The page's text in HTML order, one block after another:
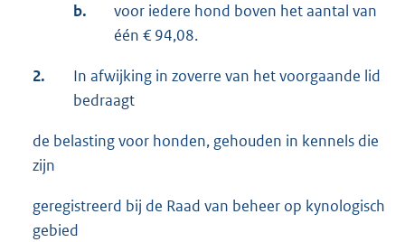
b.
voor iedere hond boven het aantal van
één € 94,08.
2.
In afwijking in zoverre van het voorgaande lid
bedraagt
de belasting voor honden, gehouden in kennels die
zijn
geregistreerd bij de Raad van beheer op kynologisch
gebied